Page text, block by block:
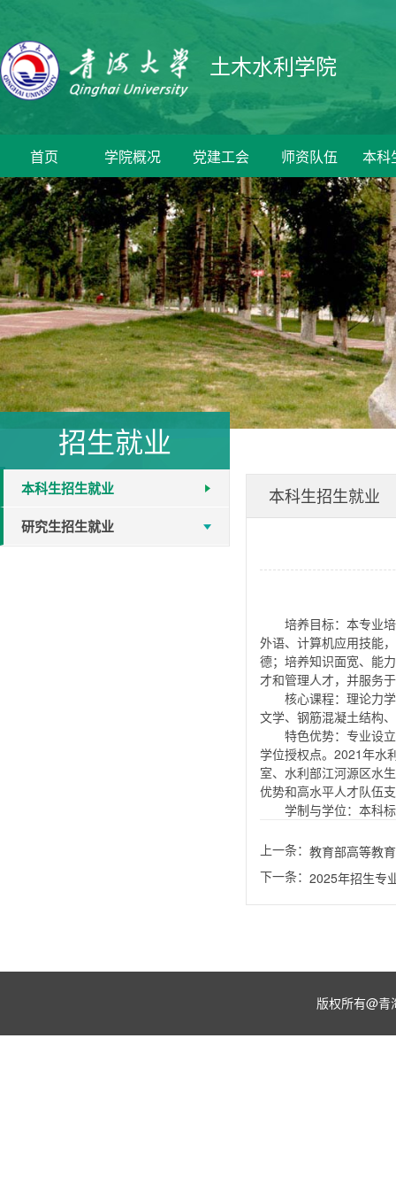
土木水利学院
首页 学院概况 党建工会 师资队伍 本科
招生就业
本科生招生就业
研究生招生就业
本科生招生就业
培养目标：本专业
外语、计算机应用技能
德；培养知识面宽、能
才和管理人才，并服务
核心课程：理论力
文学、钢筋混凝土结构
特色优势：专业设
学位授权点。2021年水
室、水利部江河源区水
优势和高水平人才队伍
学制与学位：本科
上一条： 教育部高等教
下一条： 2025年招生专
版权所有@